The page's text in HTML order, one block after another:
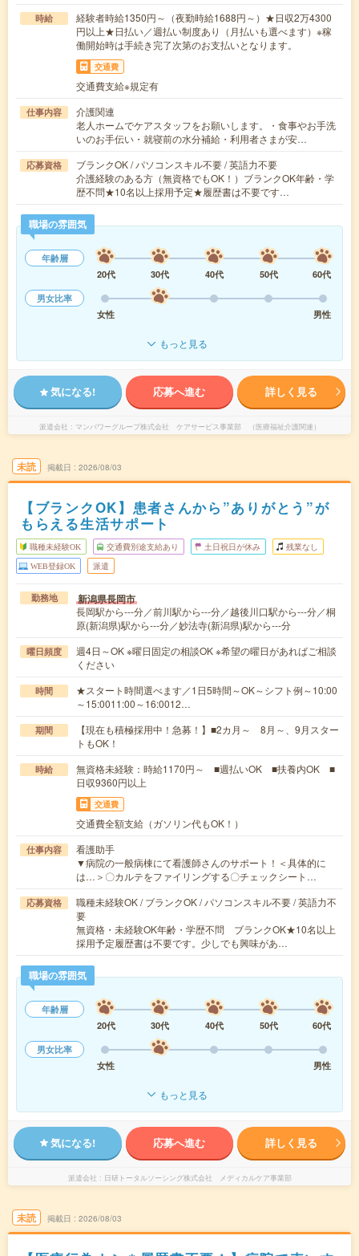
時給
経験者時給1350円～（夜勤時給1688円～）★日収2万4300
円以上★日払い／週払い制度あり（月払いも選べます）※稼
働開始時は手続き完了次第のお支払いとなります。
交通費
交通費支給※規定有
仕事内容
介護関連
老人ホームでケアスタッフをお願いします。・食事やお手洗
いのお手伝い・就寝前の水分補給・利用者さまが安…
応募資格
ブランクOK / パソコンスキル不要 / 英語力不要
介護経験のある方（無資格でもOK！）ブランクOK年齢・学
歴不問★10名以上採用予定★履歴書は不要です…
職場の雰囲気
年齢層
20代
30代 40代 50代
60代
男女比率
女性
男性
もっと見る
気になる! 応募へ進む 詳しく見る
派遣会社 マンパワーグループ株式会社 ケアサービス事業部 （医療福祉介護関連）
未読 掲載日 2026/08/03
【ブランクOK】患者さんから”ありがとう”が
もらえる生活サポート
職種未経験OK 交通費別途支給あり 土日祝日が休み 残業なし
WEB登録OK 派遣
勤務地 新潟県長岡市
長岡駅から---分／前川駅から---分／越後川口駅から---分／桐
原(新潟県)駅から---分／妙法寺(新潟県)駅から---分
曜日頻度
週4日～OK ※曜日固定の相談OK ※希望の曜日があればご相談
ください
時間
★スタート時間選べます／1日5時間～OK～シフト例～10:00
～15:0011:00～16:0012…
期間
【現在も積極採用中！急募！】■2カ月～ 8月～、9月スター
トもOK！
時給
無資格未経験：時給1170円～ ■週払いOK ■扶養内OK ■
日収9360円以上
交通費
交通費全額支給（ガソリン代もOK！）
仕事内容
看護助手
▼病院の一般病棟にて看護師さんのサポート！＜具体的に
は…＞〇カルテをファイリングする〇チェックシート…
応募資格
職種未経験OK / ブランクOK / パソコンスキル不要 / 英語力不
要
無資格・未経験OK年齢・学歴不問 ブランクOK★10名以上
採用予定履歴書は不要です。少しでも興味があ…
職場の雰囲気
年齢層
20代
30代 40代 50代
60代
男女比率
女性
男性
もっと見る
気になる! 応募へ進む 詳しく見る
派遣会社 日研トータルソーシング株式会社 メディカルケア事業部
未読 掲載日 2026/08/03